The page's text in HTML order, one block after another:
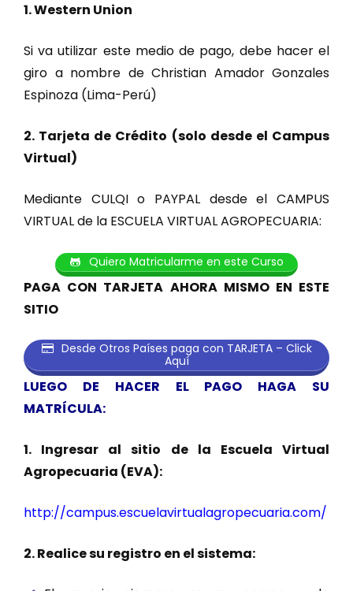
1. Western Union
Si va utilizar este medio de pago, debe hacer el
giro a nombre de Christian Amador Gonzales
Espinoza (Lima-Perú)
2. Tarjeta de Crédito (solo desde el Campus
Virtual)
Mediante CULQI o PAYPAL desde el CAMPUS
VIRTUAL de la ESCUELA VIRTUAL AGROPECUARIA:
Quiero Matricularme en este Curso
PAGA CON TARJETA AHORA MISMO EN ESTE
SITIO
Desde Otros Países paga con TARJETA – Click
Aquí
LUEGO DE HACER EL PAGO HAGA SU
MATRÍCULA:
1. Ingresar al sitio de la Escuela Virtual
Agropecuaria (EVA):
http://campus.escuelavirtualagropecuaria.com/
2. Realice su registro en el sistema: